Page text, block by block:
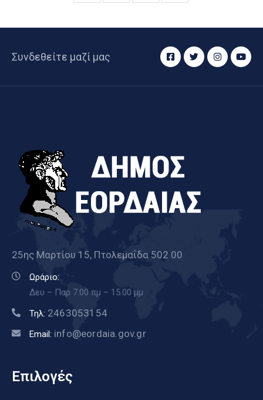
Συνδεθείτε μαζί μας
25ης Μαρτίου 15, Πτολεμαΐδα 502 00
Ωράριο:
Δευ – Παρ 7.00 πμ – 15.00 μμ
Τηλ: 2463053154
Email: info@eordaia.gov.gr
Επιλογές